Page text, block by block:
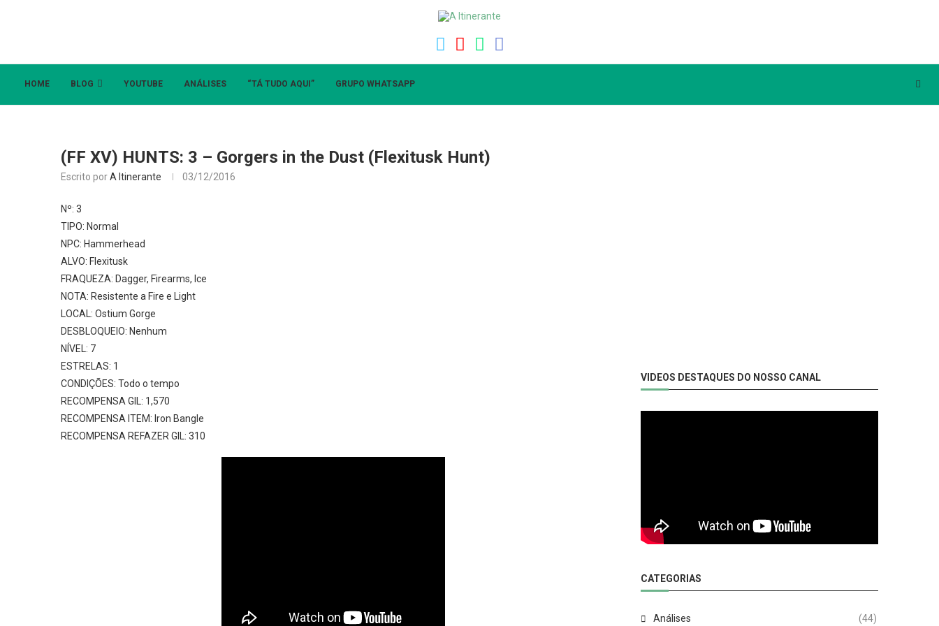
HOME BLOG YOUTUBE ANÁLISES “TÁ TUDO AQUI” GRUPO WHATSAPP
(FF XV) HUNTS: 3 – Gorgers in the Dust (Flexitusk Hunt)
Escrito porA Itinerante 03/12/2016
Nº: 3
TIPO: Normal
NPC: Hammerhead
ALVO: Flexitusk
FRAQUEZA: Dagger, Firearms, Ice
NOTA: Resistente a Fire e Light
LOCAL: Ostium Gorge
DESBLOQUEIO: Nenhum
NÍVEL: 7
ESTRELAS: 1
CONDIÇÕES: Todo o tempo
RECOMPENSA GIL: 1,570
RECOMPENSA ITEM: Iron Bangle
RECOMPENSA REFAZER GIL: 310
VIDEOS DESTAQUES DO NOSSO CANAL
CATEGORIAS
Análises (44)